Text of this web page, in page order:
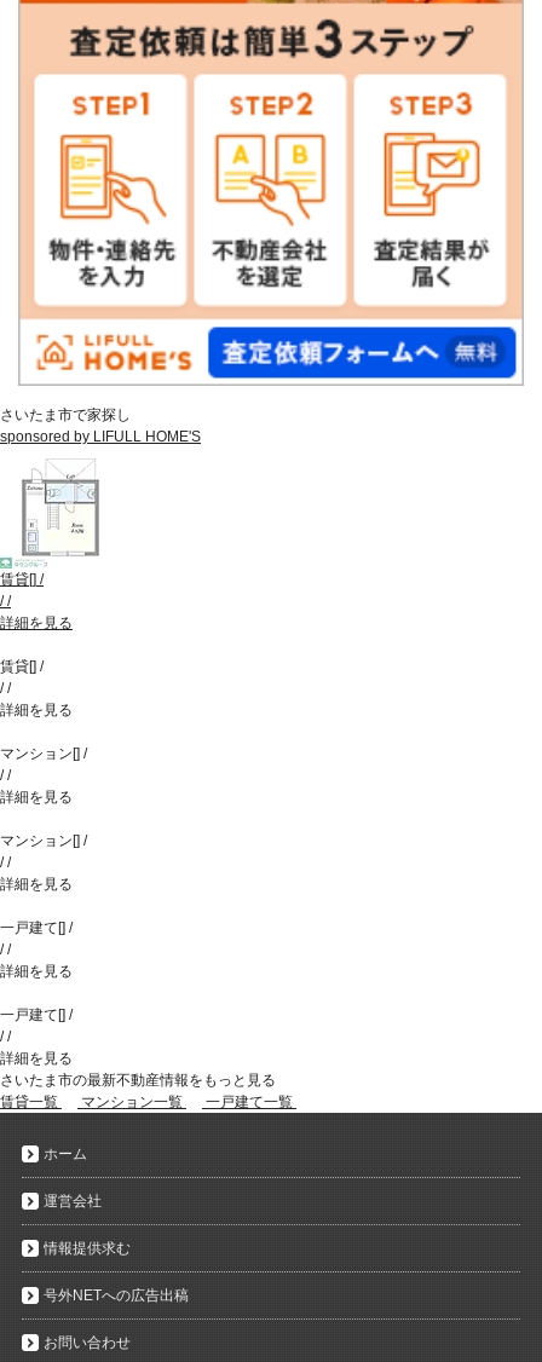
さいたま市で家探し
sponsored by LIFULL HOME'S
賃貸[] /
//
詳細を見る
賃貸[] /
//
詳細を見る
マンション[] /
//
詳細を見る
マンション[] /
//
詳細を見る
一戸建て[] /
//
詳細を見る
一戸建て[] /
//
詳細を見る
さいたま市の最新不動産情報をもっと見る
賃貸一覧
マンション一覧 一戸建て一覧
ホーム
運営会社
情報提供求む
号外NETへの広告出稿
お問い合わせ